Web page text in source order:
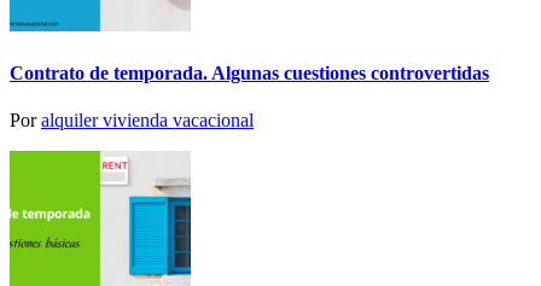
Contrato de temporada. Algunas cuestiones controvertidas
Poralquiler vivienda vacacional